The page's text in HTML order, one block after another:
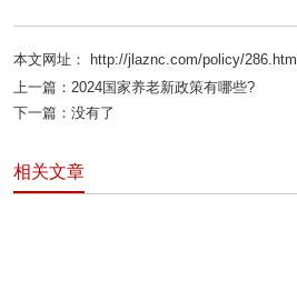
本文网址： http://jlaznc.com/policy/286.html
上一篇： 2024国家养老新政策有哪些?
下一篇： 没有了
相关文章